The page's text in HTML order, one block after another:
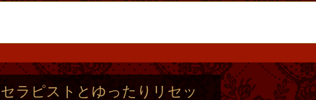
ラピストとゆったりリセッ